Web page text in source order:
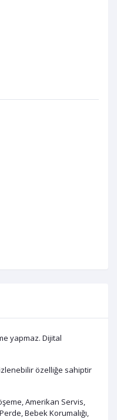
yapmaz. Dijital
özelliğe sahiptir
Amerikan Servis,
Bebek Korumalığı,